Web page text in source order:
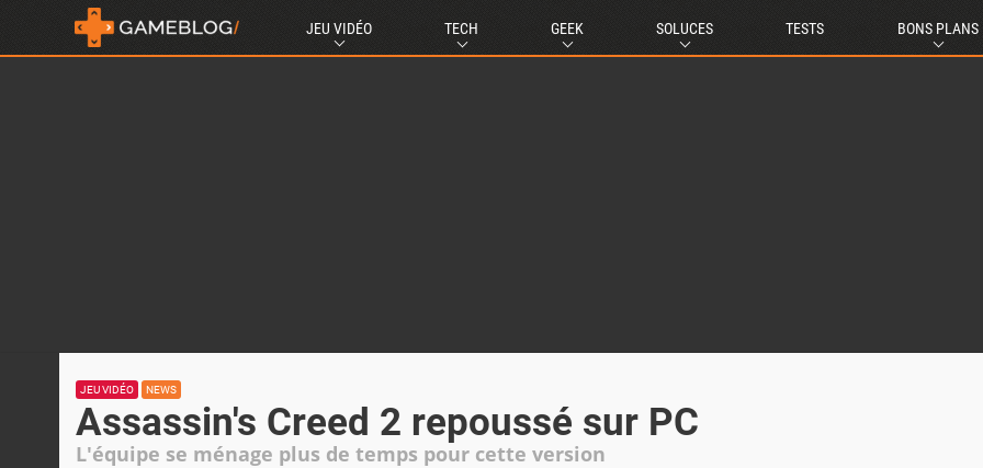
JEU VIDÉO TECH GEEK SOLUCES TESTS BONS PLANS
JEU VIDÉO NEWS
Assassin's Creed 2 repoussé sur PC
L'équipe se ménage plus de temps pour cette version